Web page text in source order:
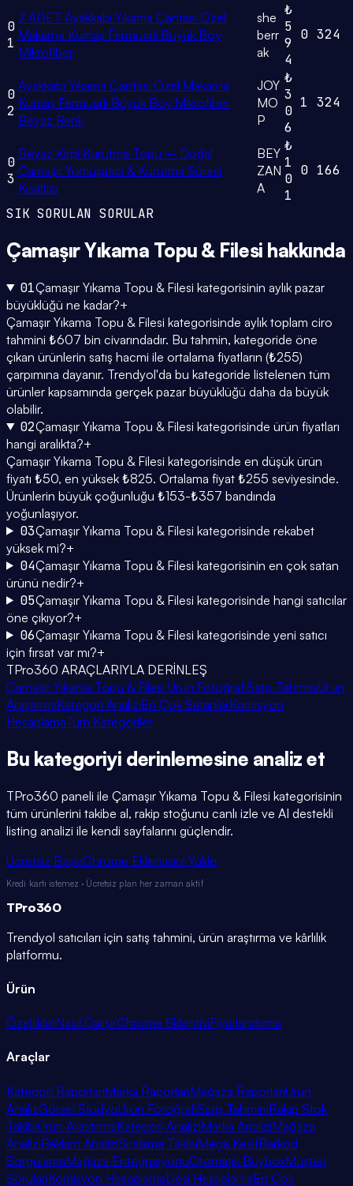
0
1
2 ADET Ayakkabı Yıkama Çantası Özel
Makarna Kumaş Fermuarlı Büyük Boy
Mikrofiber
she
berr
ak
₺
5
9
4
0 324
0
2
Ayakkabı Yıkama Çantası Özel Makarna
Kumaş Fermuarlı Büyük Boy Mikrofiber
Beyaz Renk
JOY
MO
P
₺
3
0
6
1 324
0
3
Beyaz Kirpi Kurutma Topu – Doğal
Çamaşır Yumuşatıcı & Kurutma Süresi
Kısaltıcı
BEY
ZAN
A
₺
1
0
1
0 166
SIK SORULAN SORULAR
Çamaşır Yıkama Topu & Filesi hakkında
01Çamaşır Yıkama Topu & Filesi kategorisinin aylık pazar
büyüklüğü ne kadar?+
Çamaşır Yıkama Topu & Filesi kategorisinde aylık toplam ciro
tahmini ₺607 bin civarındadır. Bu tahmin, kategoride öne
çıkan ürünlerin satış hacmi ile ortalama fiyatların (₺255)
çarpımına dayanır. Trendyol'da bu kategoride listelenen tüm
ürünler kapsamında gerçek pazar büyüklüğü daha da büyük
olabilir.
02Çamaşır Yıkama Topu & Filesi kategorisinde ürün fiyatları
hangi aralıkta?+
Çamaşır Yıkama Topu & Filesi kategorisinde en düşük ürün
fiyatı ₺50, en yüksek ₺825. Ortalama fiyat ₺255 seviyesinde.
Ürünlerin büyük çoğunluğu ₺153-₺357 bandında
yoğunlaşıyor.
03Çamaşır Yıkama Topu & Filesi kategorisinde rekabet
yüksek mi?+
04Çamaşır Yıkama Topu & Filesi kategorisinin en çok satan
ürünü nedir?+
05Çamaşır Yıkama Topu & Filesi kategorisinde hangi satıcılar
öne çıkıyor?+
06Çamaşır Yıkama Topu & Filesi kategorisinde yeni satıcı
için fırsat var mı?+
TPro360 ARAÇLARIYLA DERİNLEŞ
Çamaşır Yıkama Topu & Filesi Ürün FotoğrafıSatış TahminiÜrün
AraştırmaKategori AnaliziEn Çok SatanlarKomisyon
HesaplamaTüm Kategoriler
Bu kategoriyi derinlemesine analiz et
TPro360 paneli ile Çamaşır Yıkama Topu & Filesi kategorisinin
tüm ürünlerini takibe al, rakip stoğunu canlı izle ve AI destekli
listing analizi ile kendi sayfalarını güçlendir.
Ücretsiz BaşlaChrome Eklentisini Yükle
Kredi kartı istemez · Ücretsiz plan her zaman aktif
TPro360
Trendyol satıcıları için satış tahmini, ürün araştırma ve kârlılık
platformu.
Ürün
ÖzelliklerNasıl ÇalışırChrome EklentisiFiyatlandırma
Araçlar
Kategori RaporlarıMarka RaporlarıMağaza RaporlarıÜrün
AnalizGörsel StüdyoÜrün FotoğrafıSatış TahminiRakip Stok
TakibiÜrün AraştırmaKategori AnaliziMarka AnaliziMağaza
AnaliziReklam AnaliziSıralama TakibiMega KeşifBarkod
SorgulamaMağaza EntegrasyonuOtomatik BuyboxMüşteri
SorularıKomisyon HesaplamaDesi HesaplamaEn Çok